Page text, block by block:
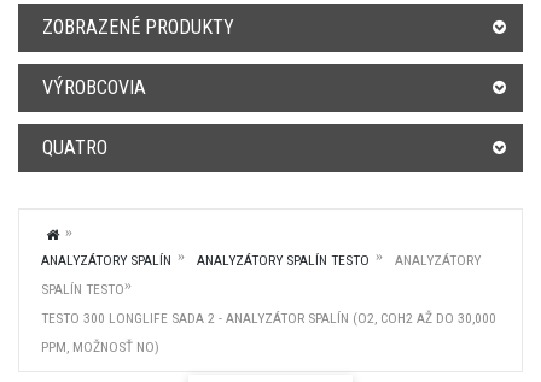
ZOBRAZENÉ PRODUKTY
VÝROBCOVIA
QUATRO
ANALYZÁTORY SPALÍN ANALYZÁTORY SPALÍN TESTO
ANALYZÁTORY
SPALÍN TESTO
TESTO 300 LONGLIFE SADA 2 - ANALYZÁTOR SPALÍN (O2, COH2 AŽ DO 30,000
PPM, MOŽNOSŤ NO)